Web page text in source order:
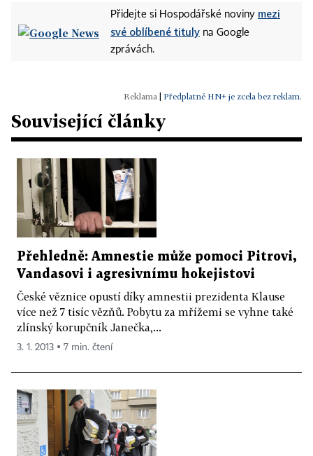
Přidejte si Hospodářské noviny mezi
své oblíbené tituly na Google
zprávách.
Předplatné HN+ je zcela bez reklam.
Související články
Přehledně: Amnestie může pomoci Pitrovi,
Vandasovi i agresivnímu hokejistovi
České věznice opustí díky amnestii prezidenta Klause
více než 7 tisíc vězňů. Pobytu za mřížemi se vyhne také
zlínský korupčník Janečka,...
3. 1. 2013 ▪ 7 min. čtení